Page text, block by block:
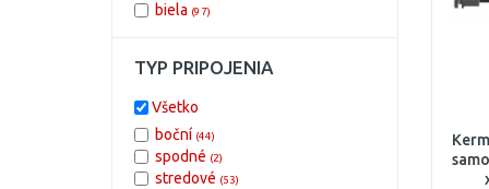
biela (97)
TYP PRIPOJENIA
Všetko
boční (44)
spodné (2)
stredové (53)